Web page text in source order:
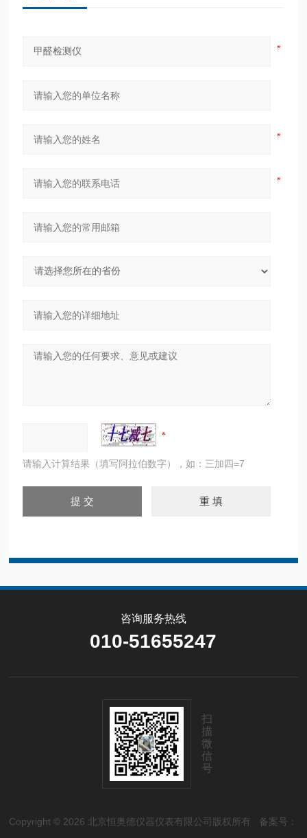
请输入计算结果（填写阿拉伯数字），如：三加四=7
咨询服务热线
010-51655247
扫
描
微
信
号
Copyright © 2026 北京恒奥德仪器仪表有限公司版权所有 备案号：